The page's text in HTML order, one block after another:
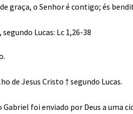
graça, o Senhor é contigo; és
Lucas: Lc 1,26-38
de Jesus Cristo † segundo Lucas.
foi enviado por Deus a uma